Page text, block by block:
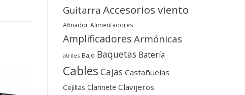
Guitarra Accesorios viento
Afinador Alimentadores
Amplificadores Armónicas
atriles Bajo Baquetas Batería
Cables Cajas Castañuelas
Cejillas Clarinete Clavijeros